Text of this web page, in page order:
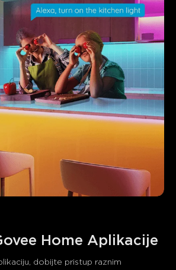
Home Aplikacije
dobijte pristup raznim